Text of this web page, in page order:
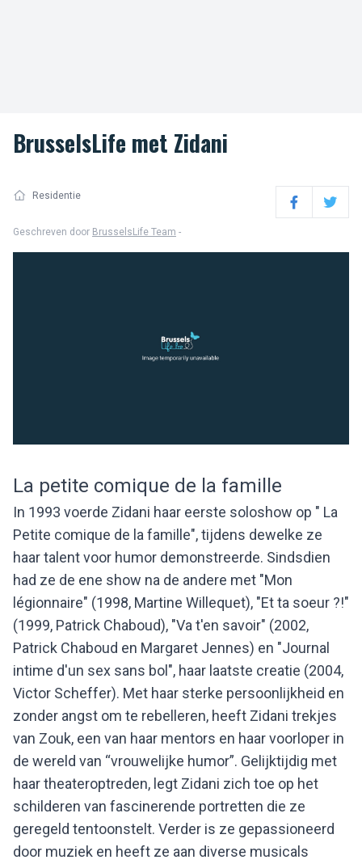
BrusselsLife met Zidani
Residentie
FacebookTwitter
Geschreven door BrusselsLife Team -
La petite comique de la famille
In 1993 voerde Zidani haar eerste soloshow op " La
Petite comique de la famille", tijdens dewelke ze
haar talent voor humor demonstreerde. Sindsdien
had ze de ene show na de andere met "Mon
légionnaire" (1998, Martine Willequet), "Et ta soeur ?!"
(1999, Patrick Chaboud), "Va t'en savoir" (2002,
Patrick Chaboud en Margaret Jennes) en "Journal
intime d'un sex sans bol", haar laatste creatie (2004,
Victor Scheffer). Met haar sterke persoonlijkheid en
zonder angst om te rebelleren, heeft Zidani trekjes
van Zouk, een van haar mentors en haar voorloper in
de wereld van “vrouwelijke humor”. Gelijktijdig met
haar theateroptreden, legt Zidani zich toe op het
schilderen van fascinerende portretten die ze
geregeld tentoonstelt. Verder is ze gepassioneerd
door muziek en heeft ze aan diverse musicals